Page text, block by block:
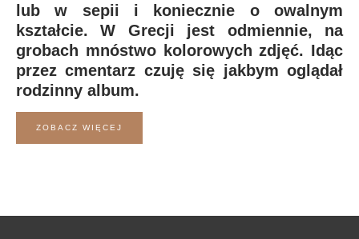
lub w sepii i koniecznie o owalnym
kształcie. W Grecji jest odmiennie, na
grobach mnóstwo kolorowych zdjęć. Idąc
przez cmentarz czuję się jakbym oglądał
rodzinny album.
ZOBACZ WIĘCEJ